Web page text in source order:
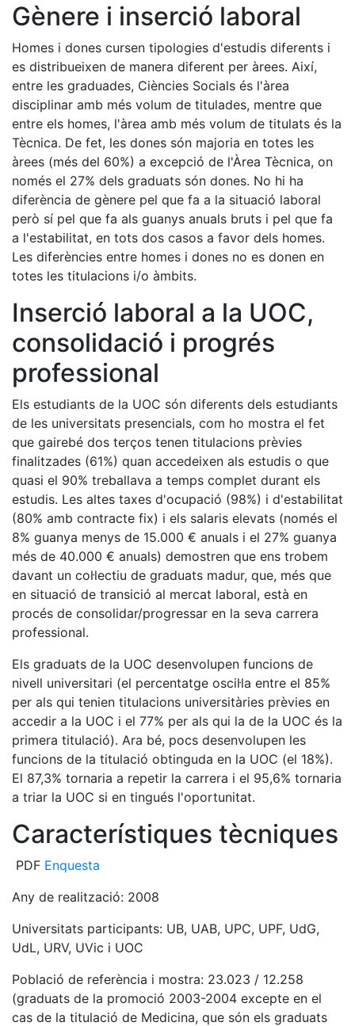
Gènere i inserció laboral
Homes i dones cursen tipologies d'estudis diferents i
es distribueixen de manera diferent per àrees. Així,
entre les graduades, Ciències Socials és l'àrea
disciplinar amb més volum de titulades, mentre que
entre els homes, l'àrea amb més volum de titulats és la
Tècnica. De fet, les dones són majoria en totes les
àrees (més del 60%) a excepció de l'Àrea Tècnica, on
només el 27% dels graduats són dones. No hi ha
diferència de gènere pel que fa a la situació laboral
però sí pel que fa als guanys anuals bruts i pel que fa
a l'estabilitat, en tots dos casos a favor dels homes.
Les diferències entre homes i dones no es donen en
totes les titulacions i/o àmbits.
Inserció laboral a la UOC,
consolidació i progrés
professional
Els estudiants de la UOC són diferents dels estudiants
de les universitats presencials, com ho mostra el fet
que gairebé dos terços tenen titulacions prèvies
finalitzades (61%) quan accedeixen als estudis o que
quasi el 90% treballava a temps complet durant els
estudis. Les altes taxes d'ocupació (98%) i d'estabilitat
(80% amb contracte fix) i els salaris elevats (només el
8% guanya menys de 15.000 € anuals i el 27% guanya
més de 40.000 € anuals) demostren que ens trobem
davant un col·lectiu de graduats madur, que, més que
en situació de transició al mercat laboral, està en
procés de consolidar/progressar en la seva carrera
professional.
Els graduats de la UOC desenvolupen funcions de
nivell universitari (el percentatge oscil·la entre el 85%
per als qui tenien titulacions universitàries prèvies en
accedir a la UOC i el 77% per als qui la de la UOC és la
primera titulació). Ara bé, pocs desenvolupen les
funcions de la titulació obtinguda en la UOC (el 18%).
El 87,3% tornaria a repetir la carrera i el 95,6% tornaria
a triar la UOC si en tingués l'oportunitat.
Característiques tècniques
PDF Enquesta
Any de realització: 2008
Universitats participants: UB, UAB, UPC, UPF, UdG,
UdL, URV, UVic i UOC
Població de referència i mostra: 23.023 / 12.258
(graduats de la promoció 2003-2004 excepte en el
cas de la titulació de Medicina, que són els graduats